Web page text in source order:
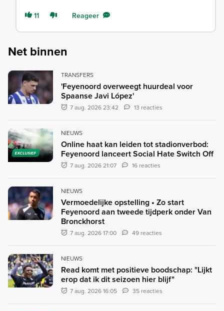
11 Reageer
Net binnen
TRANSFERS
'Feyenoord overweegt huurdeal voor
Spaanse Javi López'
7 aug. 2026 23:42 13 reacties
EXCLUSIEF
NIEUWS
Online haat kan leiden tot stadionverbod:
Feyenoord lanceert Social Hate Switch Off
7 aug. 2026 21:07 16 reacties
NIEUWS
Vermoedelijke opstelling • Zo start
Feyenoord aan tweede tijdperk onder Van
Bronckhorst
7 aug. 2026 17:00 49 reacties
NIEUWS
Read komt met positieve boodschap: "Lijkt
erop dat ik dit seizoen hier blijf"
7 aug. 2026 16:05 35 reacties